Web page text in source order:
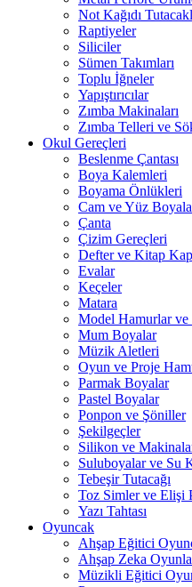
Not Kağıdı
Raptiyeler
Siliciler
Sümen Takımları
Toplu İğneler
Yapıştırıcılar
Zımba Makinaları
Zımba Telleri ve
Okul Gereçleri
Beslenme Çantası
Boya Kalemleri
Boyama Önlükleri
Cam ve Yüz
Çanta
Çizim Gereçleri
Defter ve Kitap
Evalar
Keçeler
Matara
Model Hamurlar ve
Mum Boyalar
Müzik Aletleri
Oyun ve Proje
Parmak Boyalar
Pastel Boyalar
Ponpon ve Şöniller
Şekilgeçler
Silikon ve
Suluboyalar ve Su
Tebeşir Tutacağı
Toz Simler ve Elişi
Yazı Tahtası
Oyuncak
Ahşap Eğitici
Ahşap Zeka
Müzikli Eğitici